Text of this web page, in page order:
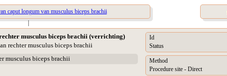
caput longum van musculus biceps brachii
|
musculus biceps brachii (verrichting)
rechter musculus biceps brachii
musculus biceps brachii
Id
Status
Method
Procedure site - Direct